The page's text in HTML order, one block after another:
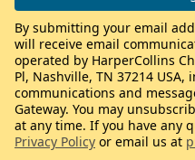
By submitting your email
will receive email
operated by HarperCollins
Pl, Nashville, TN 37214
communications and
Gateway. You may
at any time. If you have any
Privacy Policy or email us at